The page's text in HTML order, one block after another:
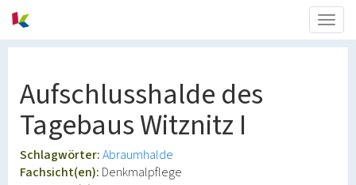
Aufschlusshalde des
Tagebaus Witznitz I
Schlagwörter:Abraumhalde
Fachsicht(en): Denkmalpflege